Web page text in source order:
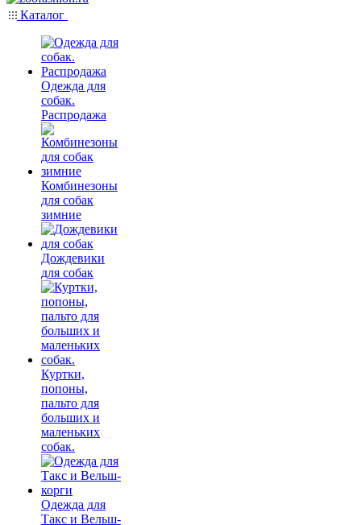
Каталог
Одежда для
собак.
Распродажа
Комбинезоны
для собак
зимние
Дождевики
для собак
Куртки,
попоны,
пальто для
больших и
маленьких
собак.
Одежда для
Такс и Вельш-